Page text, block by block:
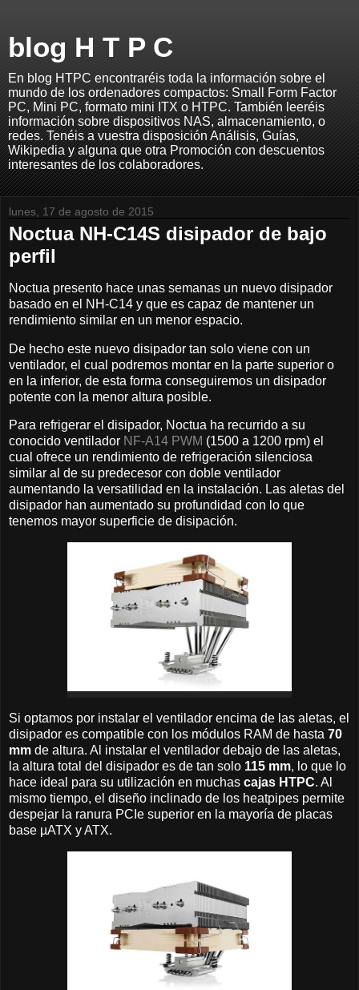
blog H T P C
En blog HTPC encontraréis toda la información sobre el
mundo de los ordenadores compactos: Small Form Factor
PC, Mini PC, formato mini ITX o HTPC. También leeréis
información sobre dispositivos NAS, almacenamiento, o
redes. Tenéis a vuestra disposición Análisis, Guías,
Wikipedia y alguna que otra Promoción con descuentos
interesantes de los colaboradores.
lunes, 17 de agosto de 2015
Noctua NH-C14S disipador de bajo
perfil
Noctua presento hace unas semanas un nuevo disipador
basado en el NH-C14 y que es capaz de mantener un
rendimiento similar en un menor espacio.
De hecho este nuevo disipador tan solo viene con un
ventilador, el cual podremos montar en la parte superior o
en la inferior, de esta forma conseguiremos un disipador
potente con la menor altura posible.
Para refrigerar el disipador, Noctua ha recurrido a su
conocido ventilador NF-A14 PWM (1500 a 1200 rpm) el
cual ofrece un rendimiento de refrigeración silenciosa
similar al de su predecesor con doble ventilador
aumentando la versatilidad en la instalación. Las aletas del
disipador han aumentado su profundidad con lo que
tenemos mayor superficie de disipación.
Si optamos por instalar el ventilador encima de las aletas, el
disipador es compatible con los módulos RAM de hasta 70
mm de altura. Al instalar el ventilador debajo de las aletas,
la altura total del disipador es de tan solo 115 mm, lo que lo
hace ideal para su utilización en muchas cajas HTPC. Al
mismo tiempo, el diseño inclinado de los heatpipes permite
despejar la ranura PCIe superior en la mayoría de placas
base µATX y ATX.